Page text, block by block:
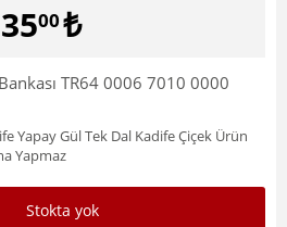
3500₺
TR64 0006 7010 0000
Yapay Gül Tek Dal Kadife Çiçek Ürün
Yapmaz
Stokta yok